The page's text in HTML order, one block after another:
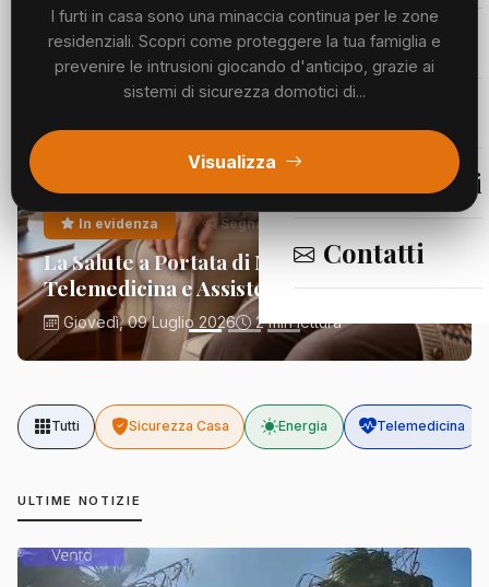
Meteo
Segnalazioni
Contatti
I furti in casa sono una minaccia continua per le zone
residenziali. Scopri come proteggere la tua famiglia e
prevenire le intrusioni giocando d'anticipo, grazie ai
sistemi di sicurezza domotici di...
Visualizza
In evidenza Segnalazioni
La Salute a Portata di Mano:
Telemedicina e Assistenza Domiciliare
Giovedì, 09 Luglio 2026 2 min lettura
Tutti Sicurezza Casa Energia Telemedicina
ULTIME NOTIZIE